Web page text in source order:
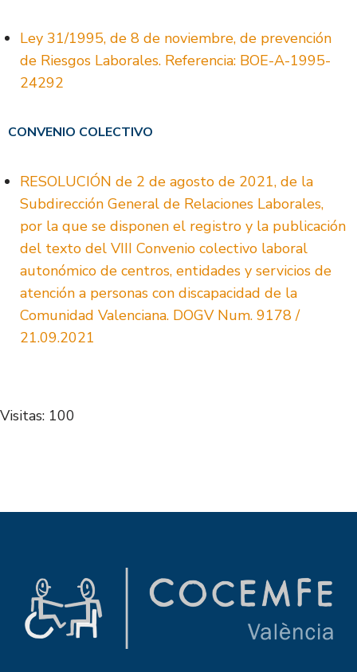
Ley 31/1995, de 8 de noviembre, de prevención
de Riesgos Laborales. Referencia: BOE-A-1995-
24292
CONVENIO COLECTIVO
RESOLUCIÓN de 2 de agosto de 2021, de la
Subdirección General de Relaciones Laborales,
por la que se disponen el registro y la publicación
del texto del VIII Convenio colectivo laboral
autonómico de centros, entidades y servicios de
atención a personas con discapacidad de la
Comunidad Valenciana. DOGV Num. 9178 /
21.09.2021
Visitas: 100